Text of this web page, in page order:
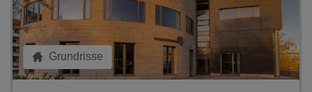
Grundrisse